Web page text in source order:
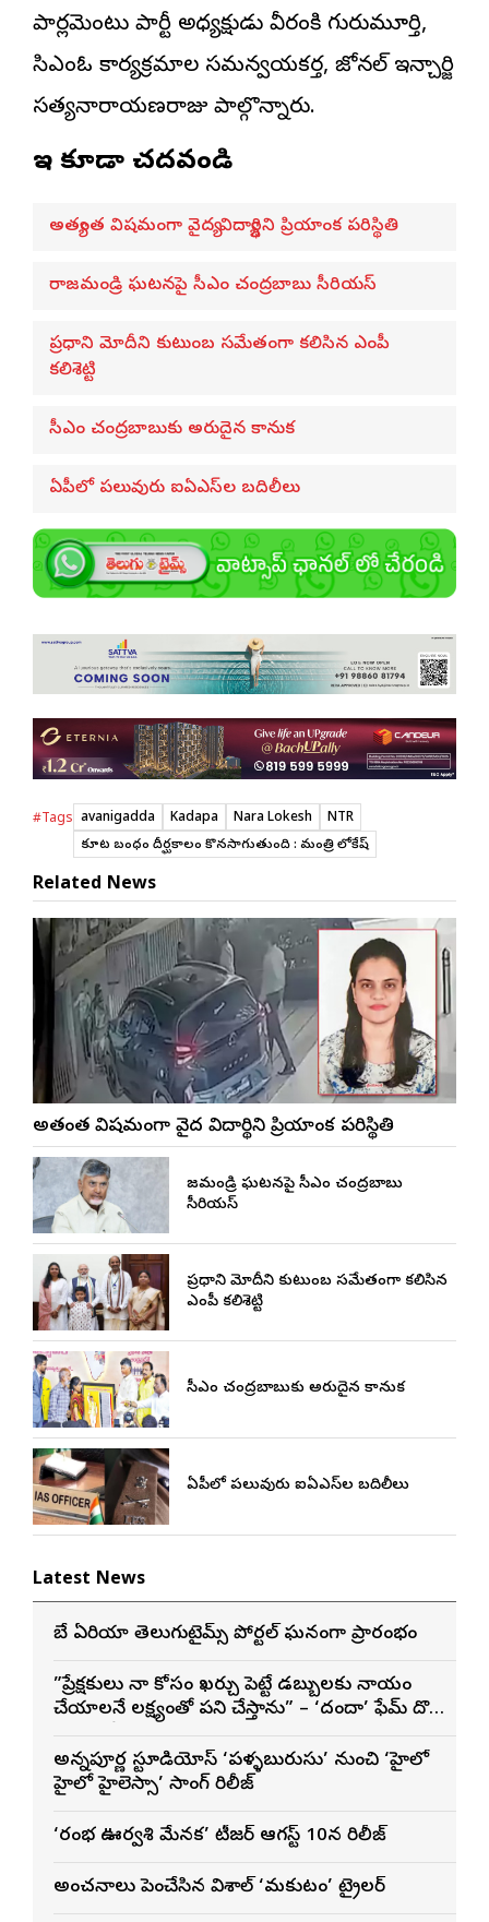
పార్లమెంటు పార్టీ అధ్యక్షుడు వీరంకి గురుమూర్తి,
సిఎంఓ కార్యక్రమాల సమన్వయకర్త, జోనల్ ఇన్చార్జి
సత్యనారాయణరాజు పాల్గొన్నారు.
ఇవి కూడా చదవండి
అత్యంత విషమంగా వైద్య విద్యార్థిని ప్రియాంక పరిస్థితి
రాజమండ్రి ఘటనపై సీఎం చంద్రబాబు సీరియస్
ప్రధాని మోదీని కుటుంబ సమేతంగా కలిసిన ఎంపీ
కలిశెట్టి
సీఎం చంద్రబాబుకు అరుదైన కానుక
ఏపీలో పలువురు ఐఏఎస్‌ల బదిలీలు
#Tags avanigadda Kadapa Nara Lokesh
NTR
కూటమి బంధం దీర్ఘకాలం కొనసాగుతుంది : మంత్రి లోకేష్
Related News
అత్యంత విషమంగా వైద్య విద్యార్థిని ప్రియాంక పరిస్థితి
రాజమండ్రి ఘటనపై సీఎం చంద్రబాబు
సీరియస్
ప్రధాని మోదీని కుటుంబ సమేతంగా కలిసిన
ఎంపీ కలిశెట్టి
సీఎం చంద్రబాబుకు అరుదైన కానుక
ఏపీలో పలువురు ఐఏఎస్‌ల బదిలీలు
Latest News
బే ఏరియా తెలుగుటైమ్స్ పోర్టల్ ఘనంగా ప్రారంభం
”ప్రేక్షకులు నా కోసం ఖర్చు పెట్టే డబ్బులకు న్యాయం
చేయాలనే లక్ష్యంతో పని చేస్తాను” – ‘దందా’ ఫేమ్ దొర
అన్నపూర్ణ స్టూడియోస్ ‘పళ్ళబురుసు’ నుంచి ‘హైలో
హైలో హైలెస్సా’ సాంగ్ రిలీజ్
‘రంభ ఊర్వశి మేనక’ టీజర్ ఆగస్ట్ 10న రిలీజ్
అంచనాలు పెంచేసిన విశాల్ ‘మకుటం’ ట్రైలర్